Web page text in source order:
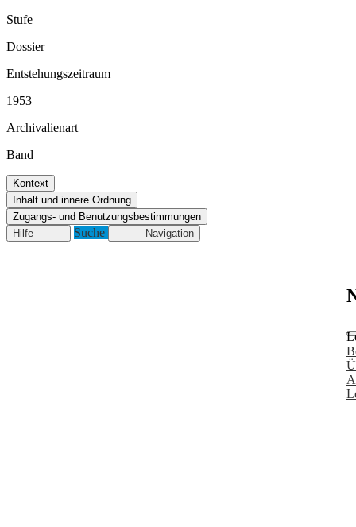
Stufe
Dossier
Entstehungszeitraum
1953
Archivalienart
Band
Kontext
Inhalt und innere Ordnung
Zugangs- und Benutzungsbestimmungen
Hilfe
Suche Navigation